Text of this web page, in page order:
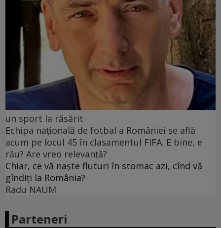
un sport la răsărit
Echipa națională de fotbal a României se află
acum pe locul 45 în clasamentul FIFA. E bine, e
rău? Are vreo relevanță?
Chiar, ce vă naște fluturi în stomac azi, cînd vă
gîndiți la România?
Radu NAUM
Parteneri